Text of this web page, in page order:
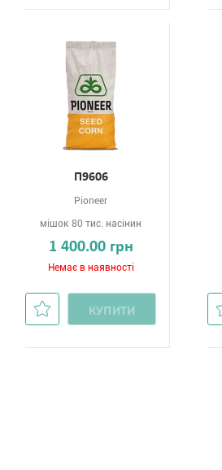
П9606
Pioneer
мішок 80 тис. насінин
1 400.00 грн
Немає в наявності
КУПИТИ